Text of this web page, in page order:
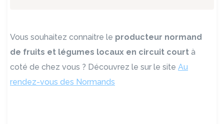
Vous souhaitez connaitre le producteur normand
de fruits et légumes locaux en circuit court à
coté de chez vous ? Découvrez le sur le site Au
rendez-vous des Normands